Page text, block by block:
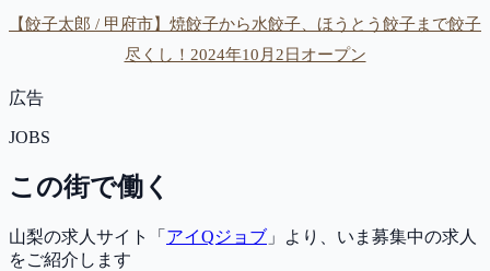
【餃子太郎 / 甲府市】焼餃子から水餃子、ほうとう餃子まで餃子
尽くし！2024年10月2日オープン
広告
JOBS
この街で働く
山梨の求人サイト「 アイQジョブ 」より、いま募集中の求人
をご紹介します